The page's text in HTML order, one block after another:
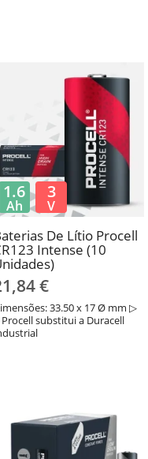
De Lítio Procell
Intense (10
€
33.50 x 17 Ø mm ▷
Procell substitui a Duracell
1.6
Ah
3
V